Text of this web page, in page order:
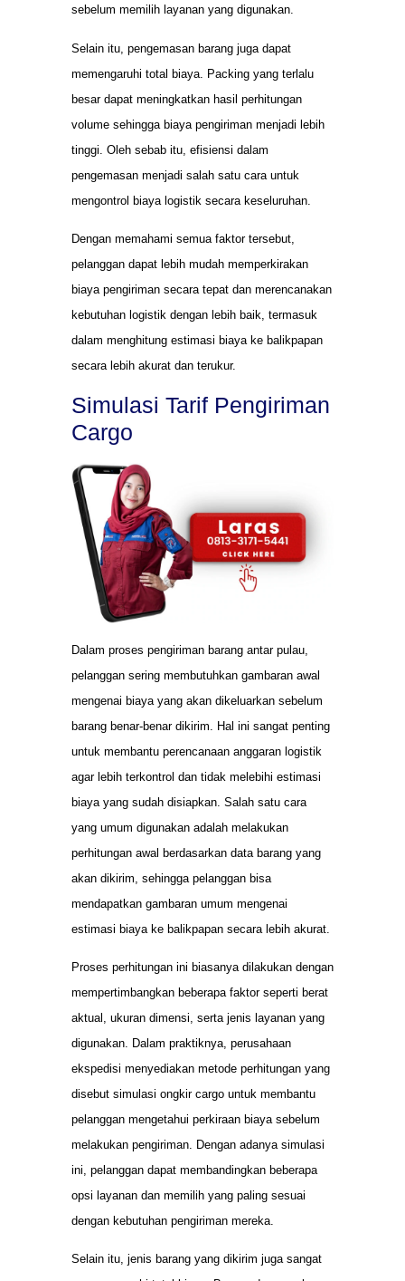
sebelum memilih layanan yang digunakan.
Selain itu, pengemasan barang juga dapat
memengaruhi total biaya. Packing yang terlalu
besar dapat meningkatkan hasil perhitungan
volume sehingga biaya pengiriman menjadi lebih
tinggi. Oleh sebab itu, efisiensi dalam
pengemasan menjadi salah satu cara untuk
mengontrol biaya logistik secara keseluruhan.
Dengan memahami semua faktor tersebut,
pelanggan dapat lebih mudah memperkirakan
biaya pengiriman secara tepat dan merencanakan
kebutuhan logistik dengan lebih baik, termasuk
dalam menghitung estimasi biaya ke balikpapan
secara lebih akurat dan terukur.
Simulasi Tarif Pengiriman
Cargo
Dalam proses pengiriman barang antar pulau,
pelanggan sering membutuhkan gambaran awal
mengenai biaya yang akan dikeluarkan sebelum
barang benar-benar dikirim. Hal ini sangat penting
untuk membantu perencanaan anggaran logistik
agar lebih terkontrol dan tidak melebihi estimasi
biaya yang sudah disiapkan. Salah satu cara
yang umum digunakan adalah melakukan
perhitungan awal berdasarkan data barang yang
akan dikirim, sehingga pelanggan bisa
mendapatkan gambaran umum mengenai
estimasi biaya ke balikpapan secara lebih akurat.
Proses perhitungan ini biasanya dilakukan dengan
mempertimbangkan beberapa faktor seperti berat
aktual, ukuran dimensi, serta jenis layanan yang
digunakan. Dalam praktiknya, perusahaan
ekspedisi menyediakan metode perhitungan yang
disebut simulasi ongkir cargo untuk membantu
pelanggan mengetahui perkiraan biaya sebelum
melakukan pengiriman. Dengan adanya simulasi
ini, pelanggan dapat membandingkan beberapa
opsi layanan dan memilih yang paling sesuai
dengan kebutuhan pengiriman mereka.
Selain itu, jenis barang yang dikirim juga sangat